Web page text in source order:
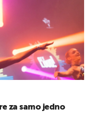
za samo jedno